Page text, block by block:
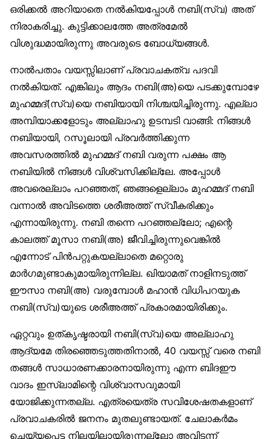
ഒരിക്കൽ അറിയാതെ നൽകിയപ്പോൾ നബി(സ്വ) അത്
നിരാകരിച്ചു. കുട്ടിക്കാലത്തേ അത്രമേൽ
വിശുദ്ധമായിരുന്നു അവരുടെ ബോധ്യങ്ങൾ.
നാൽപതാം വയസ്സിലാണ് പ്രവാചകത്വ പദവി
നൽകിയത്. എങ്കിലും ആദം നബി(അ)യെ പടക്കുമ്പോഴേ
മുഹമ്മദ്(സ്വ)യെ നബിയായി നിശ്ചയിച്ചിരുന്നു. എല്ലാ
അമ്പിയാക്കളോടും അല്ലാഹു ഉടമ്പടി വാങ്ങി: നിങ്ങൾ
നബിയായി, റസൂലായി പ്രവർത്തിക്കുന്ന
അവസരത്തിൽ മുഹമ്മദ് നബി വരുന്ന പക്ഷം ആ
നബിയിൽ നിങ്ങൾ വിശ്വസിക്കില്ലേ. അപ്പോൾ
അവരെല്ലാം പറഞ്ഞത്, ഞങ്ങളെല്ലാം മുഹമ്മദ് നബി
വന്നാൽ അവിടത്തെ ശരീഅത്ത് സ്വീകരിക്കും
എന്നായിരുന്നു. നബി തന്നെ പറഞ്ഞല്ലോ; എന്റെ
കാലത്ത് മൂസാ നബി(അ) ജീവിച്ചിരുന്നുവെങ്കിൽ
എന്നോട് പിൻപറ്റുകയല്ലാതെ മറ്റൊരു
മാർഗമുണ്ടാകുമായിരുന്നില്ല. ഖിയാമത് നാളിനടുത്ത്
ഈസാ നബി(അ) വരുമ്പോൾ മഹാൻ വിധിപറയുക
നബി(സ്വ)യുടെ ശരീഅത്ത് പ്രകാരമായിരിക്കും.
ഏറ്റവും ഉത്കൃഷ്ടരായി നബി(സ്വ)യെ അല്ലാഹു
ആദ്യമേ തിരഞ്ഞെടുത്തതിനാൽ, 40 വയസ്സ് വരെ നബി
തങ്ങൾ സാധാരണക്കാരനായിരുന്നു എന്ന ബിദഈ
വാദം ഇസ്‌ലാമിന്റെ വിശ്വാസവുമായി
യോജിക്കുന്നതല്ല. എത്രയെത്ര സവിശേഷതകളാണ്
പ്രവാചകരിൽ ജനനം മുതലുണ്ടായത്. ചേലാകർമം
ചെയ്യപ്പെട്ട നിലയിലായിരുന്നല്ലോ അവിടന്ന്